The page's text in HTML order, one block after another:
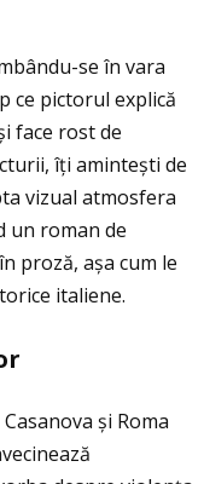
se în vara
ce pictorul explică
face rost de
îţi amintești de
vizual atmosfera
un roman de
proză, așa cum le
italiene.
și Roma